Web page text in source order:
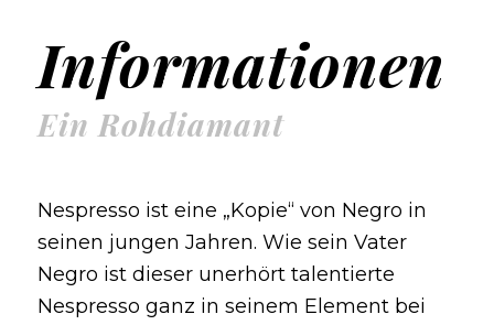
Informationen
Ein Rohdiamant
Nespresso ist eine „Kopie“ von Negro in
seinen jungen Jahren. Wie sein Vater
Negro ist dieser unerhört talentierte
Nespresso ganz in seinem Element bei